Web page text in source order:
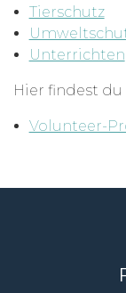
Tierschutz
Unterrichten
Hier findest
Volunteer-